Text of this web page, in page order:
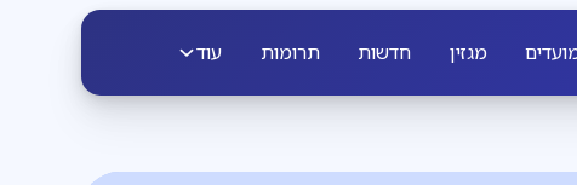
מגזין חדשות תרומות עוד